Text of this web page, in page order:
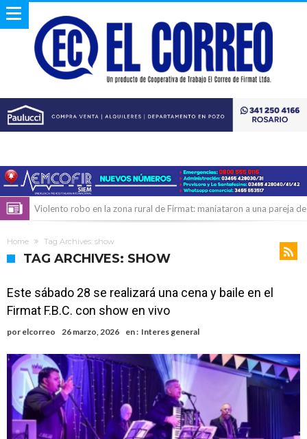
Violento robo en la zona rural de Firmat: maniataron a una pareja de
Vilela
Firmat: “Codo a codo” lanza una campaña de recolección de
impacto real en la región
Cañada del Ucle se prepara para la 5ª edición de la Expo Dose
Distinguieron a Ramiro Maldonado, el campeón juvenil de malambo
de Los Quirquinchos
Villada: evalúan obras preventivas ante posibles lluvias intensas
Home Tag Archives: show
TAG ARCHIVES: SHOW
Este sábado 28 se realizará una cena y baile en el
Firmat F.B.C. con show en vivo
por elcorreo 26 marzo, 2026 en : Interes general